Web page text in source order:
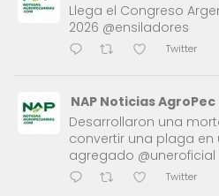
Llega el Congreso
2026 @ensiladores
Twitter
NAP Noticias AgroPec
Desarrollaron una
convertir una plaga
agregado @uneroficial
Twitter